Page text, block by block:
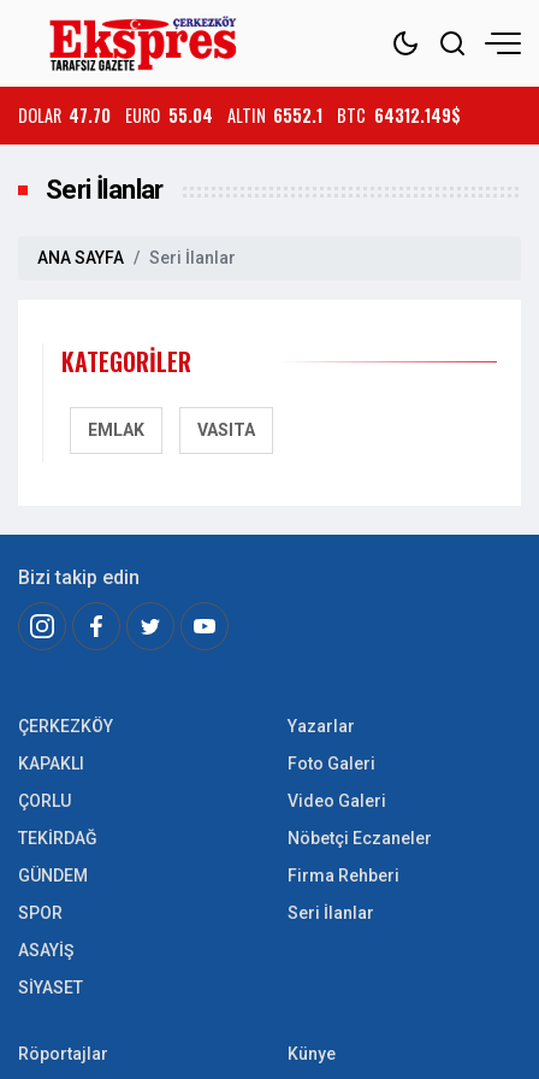
DOLAR 47.70 EURO 55.04 ALTIN 6552.1 BTC 64312.149$
Seri İlanlar
ANA SAYFA Seri İlanlar
KATEGORILER
EMLAK VASITA
Bizi takip edin
ÇERKEZKÖY
KAPAKLI
ÇORLU
TEKİRDAĞ
GÜNDEM
SPOR
ASAYİŞ
SİYASET
Yazarlar
Foto Galeri
Video Galeri
Nöbetçi Eczaneler
Firma Rehberi
Seri İlanlar
Röportajlar Künye